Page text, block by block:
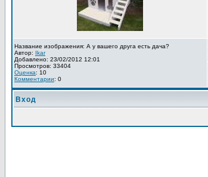
Название изображения: А у вашего друга есть дача?
Автор: Ikar
Добавлено: 23/02/2012 12:01
Просмотров: 33404
Оценка: 10
Комментарии: 0
Вход